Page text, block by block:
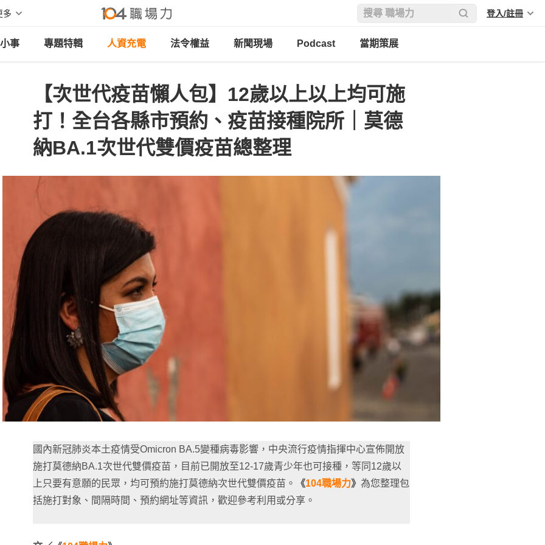
多 登入/註冊
事 專題特輯 人資充電 法令權益 新聞現場 Podcast 當期策展
【次世代疫苗懶人包】12歲以上以上均可施
打！全台各縣市預約、疫苗接種院所｜莫德
納BA.1次世代雙價疫苗總整理
國內新冠肺炎本土疫情受Omicron BA.5變種病毒影響，中央流行疫情指揮中心宣佈開放
施打莫德納BA.1次世代雙價疫苗，目前已開放至12-17歲青少年也可接種，等同12歲以
上只要有意願的民眾，均可預約施打莫德納次世代雙價疫苗。
《104職場力》 為您整理包
括施打對象、間隔時間、預約網址等資訊，歡迎參考利用或分享。